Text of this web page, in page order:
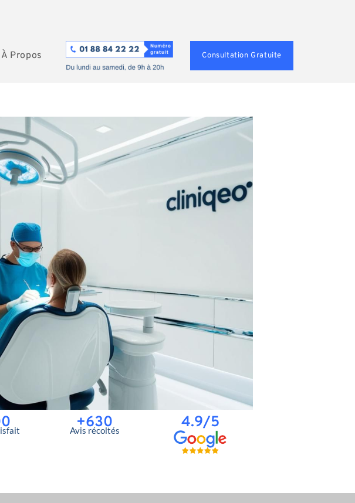
À Propos Consultation Gratuite
+630
Avis récoltés 4.9/5